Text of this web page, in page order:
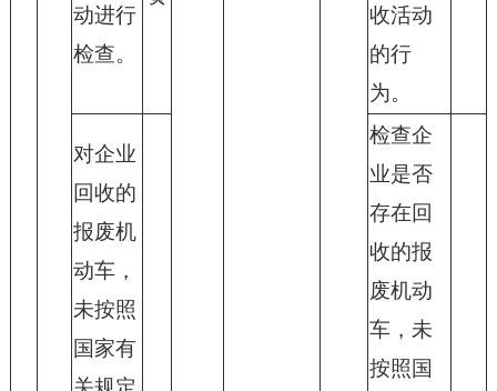
动进行
检查。
收活动
的行
为。
对企业
回收的
报废机
动车，
未按照
国家有
检查企
业是否
存在回
收的报
废机动
车，未
按照国